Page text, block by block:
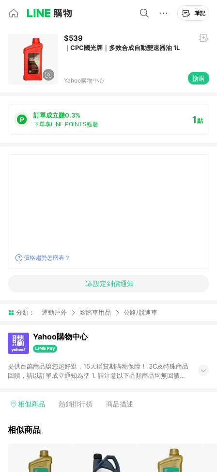
筆記
$539
｜CPC國光牌｜多效合成自動變速器油 1L
Yahoo購物中心 搶購
訂單成立賺0.3%
下單享LINE POINTS點數 1點
價格趨勢怎麼看？
設定到價通知
分類： 運動戶外 腳踏車用品 公路/競速車
Yahoo購物中心
提供百萬商品讓您超好逛，15天鑑賞期購物保障！ 3C及特殊商品
回饋，請以訂單成立通知為準 1. 請注意以下品類商品均無回饋：
電玩/遊戲/相機/單眼/鏡頭/拍立得 [2024/6/1起適用] -內接硬
的購回饋活動享Yahoo超贈點回饋者 - 購物中心商店之商品：商
3. 訂單回饋金額將扣除運費/購物金/超贈點/福利金/紅利折抵/折
價券等虛擬貨幣折抵 4. 大宗採購或批發轉賣不具回饋資格： 如
有相關事證認定您為大宗採購、批發轉賣而非最終消費使用者，
相似商品 熱銷排行榜 商品描述
相似商品